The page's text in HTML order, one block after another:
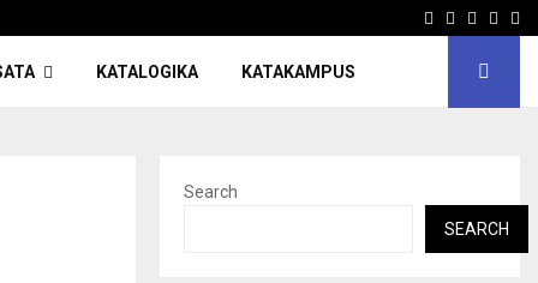
Facebook
Twitter
KATALOGIKA KATAKAMPUS
Search
SEARCH